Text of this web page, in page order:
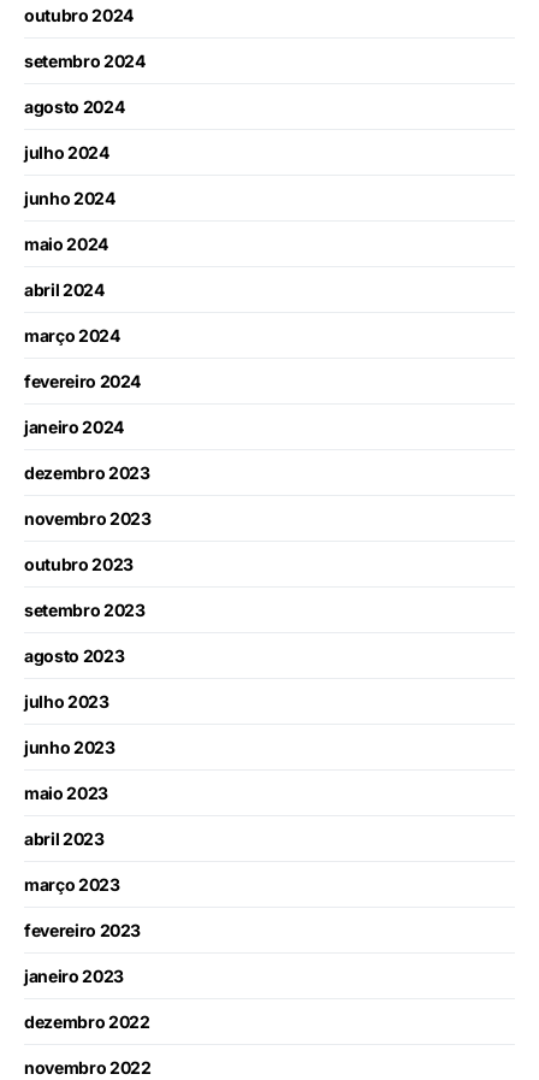
outubro 2024
setembro 2024
agosto 2024
julho 2024
junho 2024
maio 2024
abril 2024
março 2024
fevereiro 2024
janeiro 2024
dezembro 2023
novembro 2023
outubro 2023
setembro 2023
agosto 2023
julho 2023
junho 2023
maio 2023
abril 2023
março 2023
fevereiro 2023
janeiro 2023
dezembro 2022
novembro 2022